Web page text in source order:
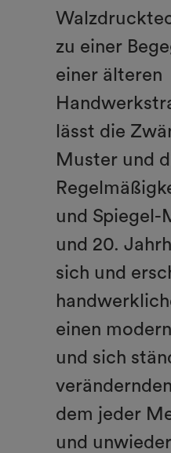
zu einer
einer älteren
lässt die
Muster und
und Spiegel-
und 20.
sich und
einen
und sich
dem jeder
und